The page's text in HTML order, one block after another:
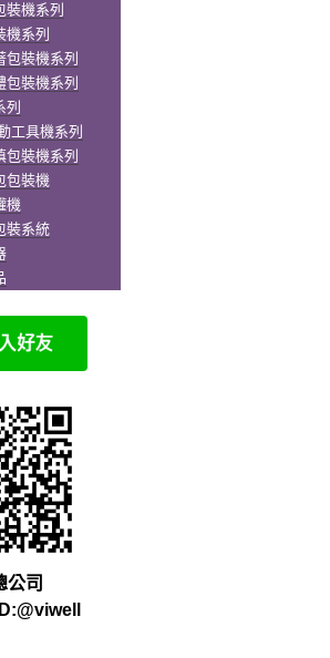
裝機系列
機系列
包裝機系列
包裝機系列
列
工具機系列
包裝機系列
包裝機
機
裝系統
公司